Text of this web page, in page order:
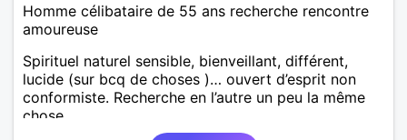
Homme célibataire de 55 ans recherche rencontre
amoureuse
Spirituel naturel sensible, bienveillant, différent,
lucide (sur bcq de choses )… ouvert d’esprit non
conformiste. Recherche en l’autre un peu la même
chose…